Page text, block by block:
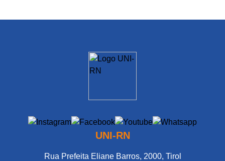
UNI-RN
Rua Prefeita Eliane Barros, 2000, Tirol